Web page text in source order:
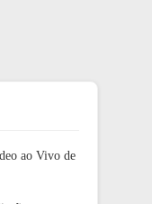
ao Vivo de